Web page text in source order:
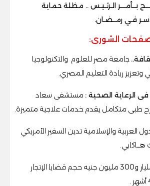
بــأمـــر الـرئـيـس .. مظلة حماية
فـي رمــضـان.
صفحات الشورى:
جامعة مصر للعلوم والتكنولوجيا
وتعزيز ريادة التعليم المصري.
الرعاية الصحية : مستشفى سعاد
طبى متكامل يقدم خدمات علاجية متميزة
العربية والإسلامية تدين السفير الأمريكي
هـــاكابي.
مليار و300 مليون جنيه حجم قضايا الإتجار